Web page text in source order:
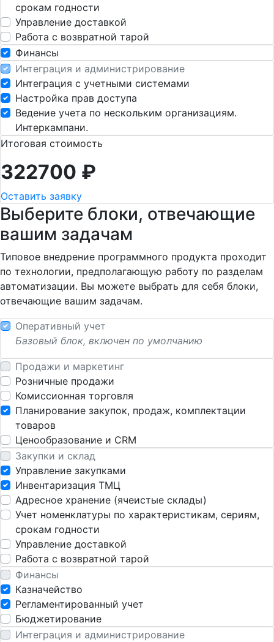
срокам годности
Управление доставкой
Работа с возвратной тарой
Финансы
Интеграция и администрирование
Интеграция с учетными системами
Настройка прав доступа
Ведение учета по нескольким организациям.
Интеркампани.
Итоговая стоимость
322700 ₽
Оставить заявку
Выберите блоки, отвечающие
вашим задачам
Типовое внедрение программного продукта проходит
по технологии, предполагающую работу по разделам
автоматизации. Вы можете выбрать для себя блоки,
отвечающие вашим задачам.
Оперативный учет
Базовый блок, включен по умолчанию
Продажи и маркетинг
Розничные продажи
Комиссионная торговля
Планирование закупок, продаж, комплектации
товаров
Ценообразование и CRM
Закупки и склад
Управление закупками
Инвентаризация ТМЦ
Адресное хранение (ячеистые склады)
Учет номенклатуры по характеристикам, сериям,
срокам годности
Управление доставкой
Работа с возвратной тарой
Финансы
Казначейство
Регламентированный учет
Бюджетирование
Интеграция и администрирование